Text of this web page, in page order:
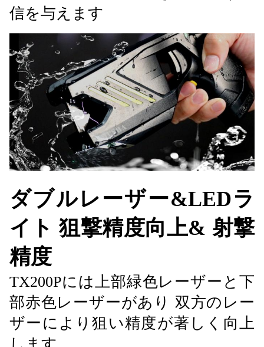
信を与えます
ダブルレーザー&LEDラ
イト 狙撃精度向上& 射撃
精度
TX200Pには上部緑色レーザーと下
部赤色レーザーがあり 双方のレー
ザーにより狙い精度が著しく向上